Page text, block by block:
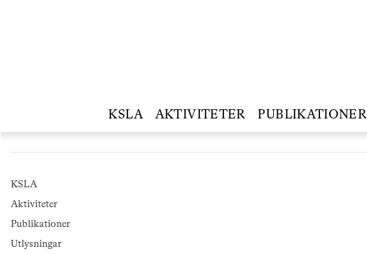
KSLA AKTIVITETER PUBLIKATIONER
KSLA
Aktiviteter
Publikationer
Utlysningar